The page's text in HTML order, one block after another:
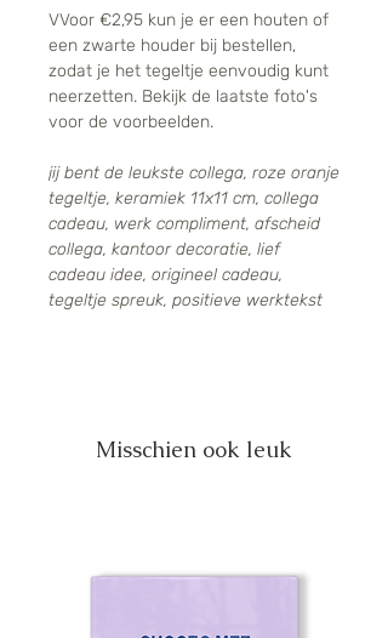
VVoor €2,95 kun je er een houten of
een zwarte houder bij bestellen,
zodat je het tegeltje eenvoudig kunt
neerzetten. Bekijk de laatste foto's
voor de voorbeelden.
jij bent de leukste collega, roze oranje
tegeltje, keramiek 11x11 cm, collega
cadeau, werk compliment, afscheid
collega, kantoor decoratie, lief
cadeau idee, origineel cadeau,
tegeltje spreuk, positieve werktekst
Misschien ook leuk